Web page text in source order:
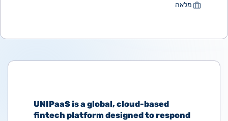
מלאה
UNIPaaS is a global, cloud-based
fintech platform designed to respond